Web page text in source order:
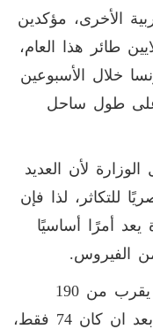
الأخرى، مؤكدين
بالفعل إعدام أكثر من 4 ملايين طائر هذا العام،
خلال الأسبوعين
على طول ساحل
لأن العديد
للتكاثر، لذا فإن
يعد أمرًا أساسيًا
من الفيروس.
وقالت الوزارة، إنه تم اكتشاف ما يقرب من 190
موقعًا مصابًا في منطقة "فيدنى"، بعد ان كان 74 فقط،